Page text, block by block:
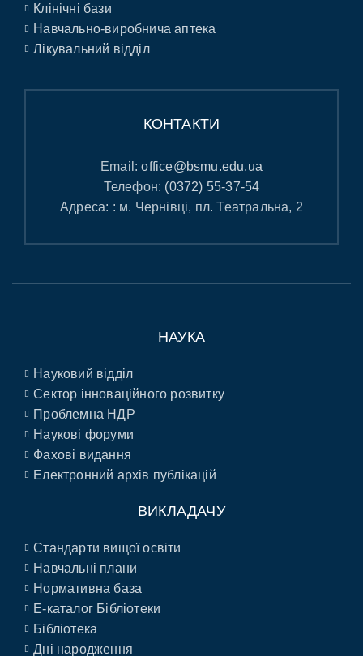
Клінічні бази
Навчально-виробнича аптека
Лікувальний відділ
КОНТАКТИ
Email:office@bsmu.edu.ua
Телефон: (0372) 55-37-54
Адреса: : м. Чернівці, пл. Театральна, 2
НАУКА
Науковий відділ
Сектор інноваційного розвитку
Проблемна НДР
Наукові форуми
Фахові видання
Електронний архів публікацій
ВИКЛАДАЧУ
Стандарти вищої освіти
Навчальні плани
Нормативна база
E-каталог Бібліотеки
Бібліотека
Дні народження